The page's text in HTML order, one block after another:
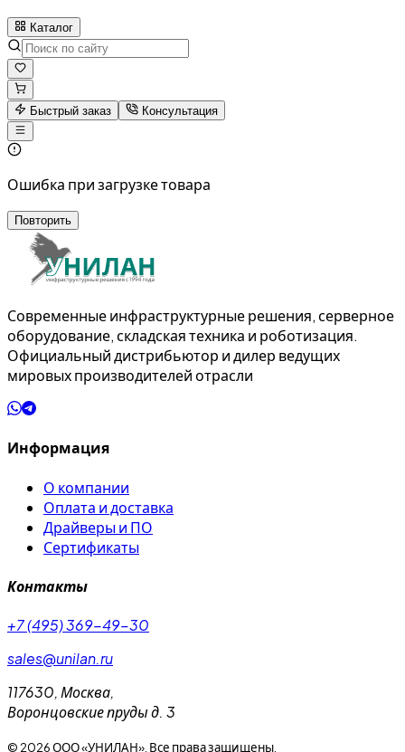
Каталог
Быстрый заказ Консультация
Ошибка при загрузке товара
Повторить
Современные инфраструктурные решения, серверное
оборудование, складская техника и роботизация.
Официальный дистрибьютор и дилер ведущих
мировых производителей отрасли
Информация
О компании
Оплата и доставка
Драйверы и ПО
Сертификаты
Контакты
+7 (495) 369-49-30
sales@unilan.ru
117630, Москва,
Воронцовские пруды д. 3
© 2026ООО «УНИЛАН». Все права защищены.